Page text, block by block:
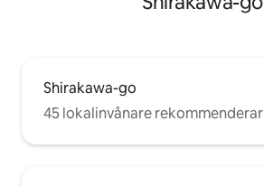
Shirakawa-go
45 lokalinvånare rekommenderar